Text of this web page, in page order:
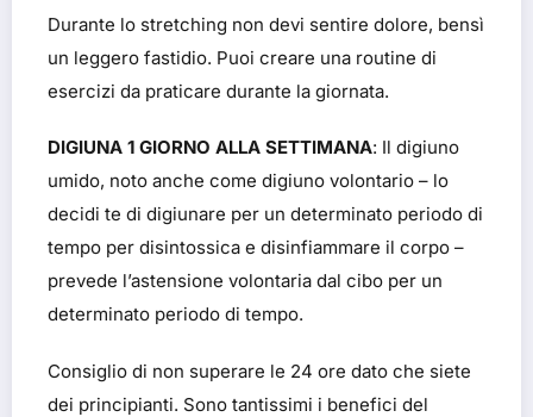
Durante lo stretching non devi sentire dolore, bensì
un leggero fastidio. Puoi creare una routine di
esercizi da praticare durante la giornata.
DIGIUNA 1 GIORNO ALLA SETTIMANA: Il digiuno
umido, noto anche come digiuno volontario – lo
decidi te di digiunare per un determinato periodo di
tempo per disintossica e disinfiammare il corpo –
prevede l’astensione volontaria dal cibo per un
determinato periodo di tempo.
Consiglio di non superare le 24 ore dato che siete
dei principianti. Sono tantissimi i benefici del